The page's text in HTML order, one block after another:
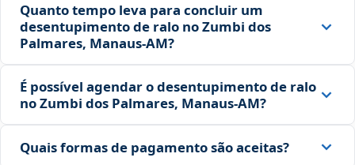
Quanto tempo leva para concluir um
desentupimento de ralo no Zumbi dos
Palmares, Manaus‑AM?
É possível agendar o desentupimento de ralo
no Zumbi dos Palmares, Manaus‑AM?
Quais formas de pagamento são aceitas?